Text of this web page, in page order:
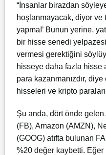
“İnsanlar birazdan
hoşlanmayacak, diyor ve
yapma!’ Bunun yerine,
bir hisse senedi
vermesi gerektiğini
hisseye daha fazla hisse
para kazanmanızdır,
hisseleri ve kripto
Şu anda, dört önde
(FB), Amazon (AMZN),
(GOOG) atıfta bulunan
%20 değer kaybetti.